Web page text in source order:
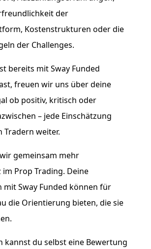
der
Kostenstrukturen oder die
der Challenges.
bereits mit Sway Funded
freuen wir uns über deine
ob positiv, kritisch oder
– jede Einschätzung
Tradern weiter.
gemeinsam mehr
im Prop Trading. Deine
mit Sway Funded können für
die Orientierung bieten, die sie
kannst du selbst eine Bewertung